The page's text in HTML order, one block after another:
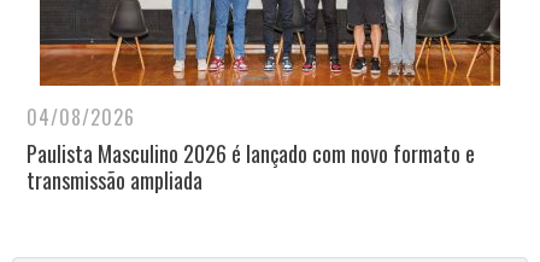
04/08/2026
Paulista Masculino 2026 é lançado com novo formato e
transmissão ampliada